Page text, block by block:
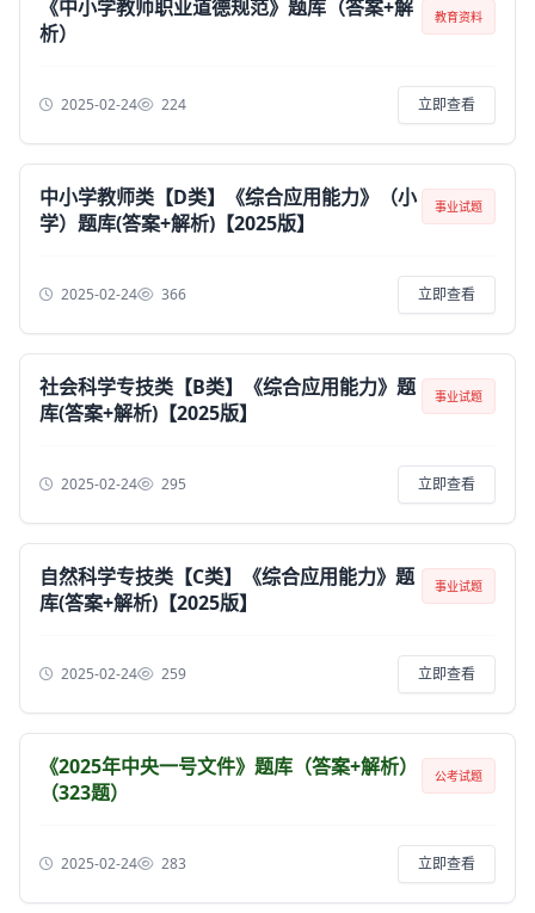
《中小学教师职业道德规范》题库（答案+解
析）
教育资料
2025-02-24 224 立即查看
中小学教师类【D类】《综合应用能力》（小
学）题库(答案+解析)【2025版】
事业试题
2025-02-24 366 立即查看
社会科学专技类【B类】《综合应用能力》题
库(答案+解析)【2025版】
事业试题
2025-02-24 295 立即查看
自然科学专技类【C类】《综合应用能力》题
库(答案+解析)【2025版】
事业试题
2025-02-24 259 立即查看
《2025年中央一号文件》题库（答案+解析）
（323题）
公考试题
2025-02-24 283 立即查看